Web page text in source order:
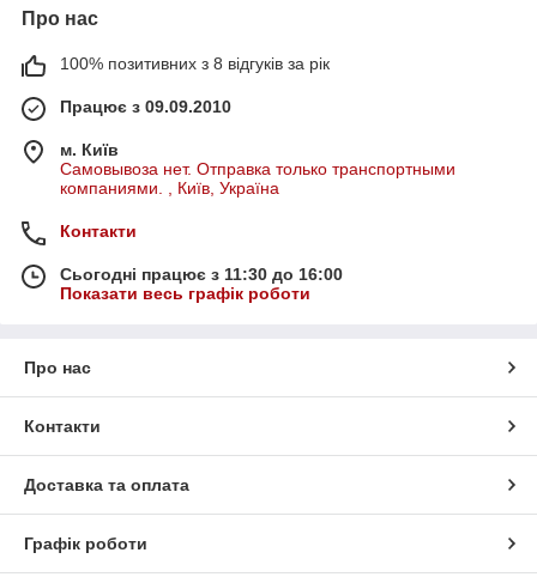
Про нас
100% позитивних з 8 відгуків за рік
Працює з 09.09.2010
м. Київ
Самовывоза нет. Отправка только транспортными
компаниями. , Київ, Україна
Контакти
Сьогодні працює з 11:30 до 16:00
Показати весь графік роботи
Про нас
Контакти
Доставка та оплата
Графік роботи